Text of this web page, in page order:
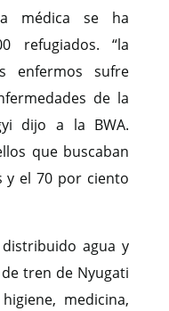
médica se ha
refugiados. “la
enfermos sufre
de la
dijo a la BWA.
que buscaban
y el 70 por ciento
agua y
tren de Nyugati
medicina,